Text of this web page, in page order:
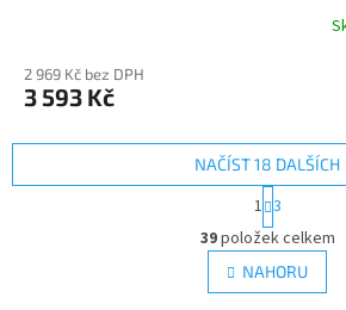
2 969 Kč bez DPH
3 593 Kč
O
v
l
á
NAČÍST 18 DALŠÍCH
S
t
r
á
n
k
1 3
39položek celkem
NAHORU